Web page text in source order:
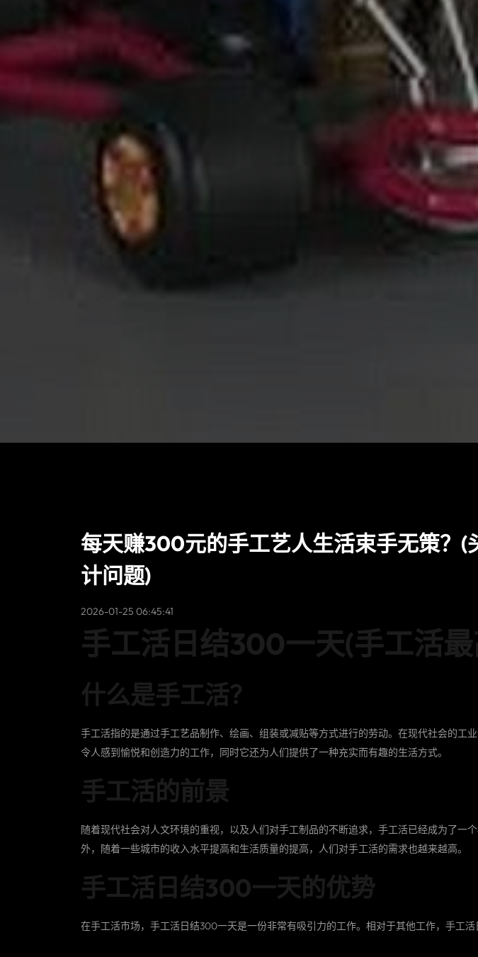
每天赚300元的手工艺人生活束手无策？
计问题)
2026-01-25 06:45:41
手工活日结300一天(手工活
什么是手工活？
手工活指的是通过手工艺品制作、绘画、组装或减贴等方式进行的劳动。在现代社会的
令人感到愉悦和创造力的工作，同时它还为人们提供了一种充实而有趣的生活方式。
手工活的前景
随着现代社会对人文环境的重视，以及人们对手工制品的不断追求，手工活已经成为了
外，随着一些城市的收入水平提高和生活质量的提高，人们对手工活的需求也越来越高。
手工活日结300一天的优势
在手工活市场，手工活日结300一天是一份非常有吸引力的工作。相对于其他工作，手工活